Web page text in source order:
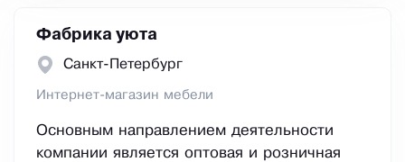
Фабрика уюта
Санкт-Петербург
Интернет-магазин мебели
Основным направлением деятельности
компании является оптовая и розничная